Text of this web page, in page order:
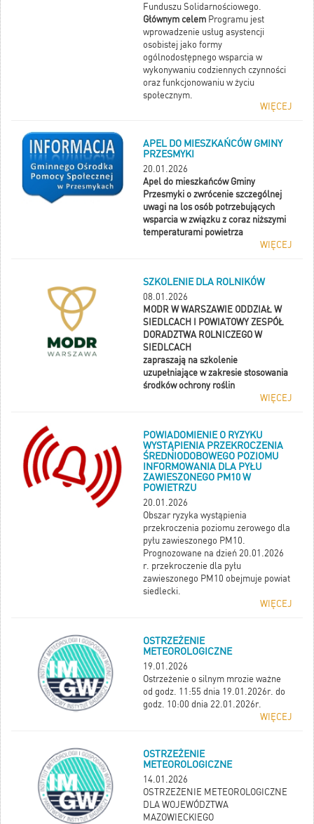
Funduszu Solidarnościowego.
Głównym celem Programu jest
wprowadzenie usług asystencji
osobistej jako formy
ogólnodostępnego wsparcia w
wykonywaniu codziennych czynności
oraz funkcjonowaniu w życiu
społecznym.
WIĘCEJ
APEL DO MIESZKAŃCÓW GMINY
PRZESMYKI
20.01.2026
Apel do mieszkańców Gminy
Przesmyki o zwrócenie szczególnej
uwagi na los osób potrzebujących
wsparcia w związku z coraz niższymi
temperaturami powietrza
WIĘCEJ
SZKOLENIE DLA ROLNIKÓW
08.01.2026
MODR W WARSZAWIE ODDZIAŁ W
SIEDLCACH I POWIATOWY ZESPÓŁ
DORADZTWA ROLNICZEGO W
SIEDLCACH
zapraszają na szkolenie
uzupełniającew zakresie stosowania
środków ochrony roślin
WIĘCEJ
POWIADOMIENIE O RYZYKU
WYSTĄPIENIA PRZEKROCZENIA
ŚREDNIODOBOWEGO POZIOMU
INFORMOWANIA DLA PYŁU
ZAWIESZONEGO PM10 W
POWIETRZU
20.01.2026
Obszar ryzyka wystąpienia
przekroczenia poziomu zerowego dla
pyłu zawieszonego PM10.
Prognozowane na dzień 20.01.2026
r. przekroczenie dla pyłu
zawieszonego PM10 obejmuje powiat
siedlecki.
WIĘCEJ
OSTRZEŻENIE
METEOROLOGICZNE
19.01.2026
Ostrzeżenie o silnym mrozie ważne
od godz. 11:55 dnia 19.01.2026r. do
godz. 10:00 dnia 22.01.2026r.
WIĘCEJ
OSTRZEŻENIE
METEOROLOGICZNE
14.01.2026
OSTRZEŻENIE METEOROLOGICZNE
DLA WOJEWÓDZTWA
MAZOWIECKIEGO